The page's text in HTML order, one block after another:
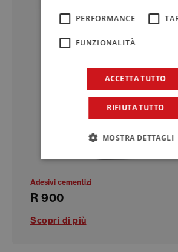
Adesivi cementizi
R 900
Scopri di più
PERFORMANCE
FUNZIONALITÀ
ACCETTA TUTTO
RIFIUTA TUTTO
MOSTRA DETTAGLI